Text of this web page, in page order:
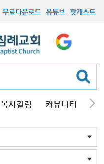
무료다운로드 유튜브 팟캐스트
목사컬럼 커뮤니티 기